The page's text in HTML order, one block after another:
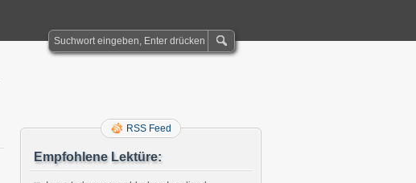
RSS Feed
Empfohlene Lektüre: